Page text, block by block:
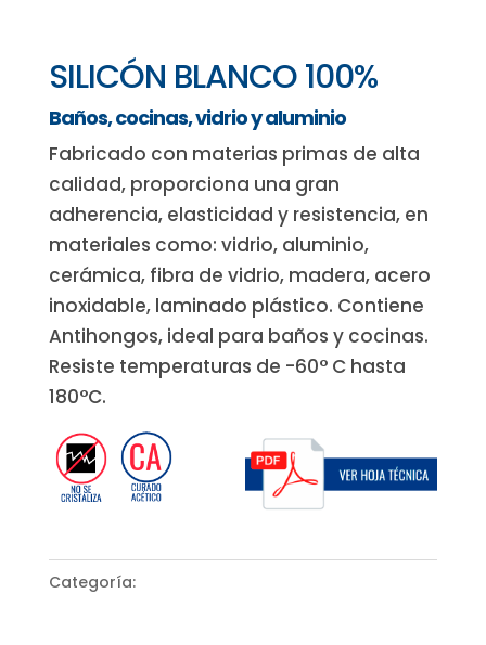
SILICÓN BLANCO 100%
Baños, cocinas, vidrio y aluminio
Fabricado con materias primas de alta
calidad, proporciona una gran
adherencia, elasticidad y resistencia, en
materiales como: vidrio, aluminio,
cerámica, fibra de vidrio, madera, acero
inoxidable, laminado plástico. Contiene
Antihongos, ideal para baños y cocinas.
Resiste temperaturas de -60° C hasta
180°C.
Categoría: